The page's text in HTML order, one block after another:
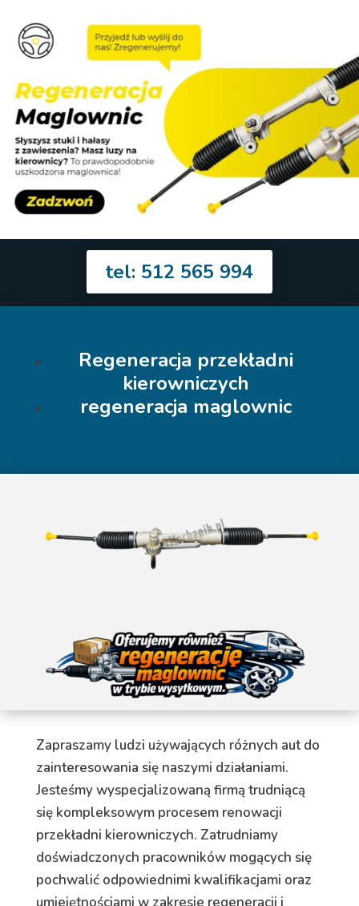
tel: 512 565 994
Regeneracja przekładni
kierowniczych
regeneracja maglownic
Zapraszamy ludzi używających różnych aut do
zainteresowania się naszymi działaniami.
Jesteśmy wyspecjalizowaną firmą trudniącą
się kompleksowym procesem renowacji
przekładni kierowniczych. Zatrudniamy
doświadczonych pracowników mogących się
pochwalić odpowiednimi kwalifikacjami oraz